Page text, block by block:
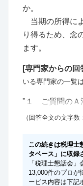
か。
当期の所得に
り得るため、念
ます。
[専門家からの回
いる専門家の一覧
"１ ご質問の
（回答全文の文字数
この続きは税理士
タベース」に収録
「税理士懇話会
13,000件のプロが
ービス内容は下記